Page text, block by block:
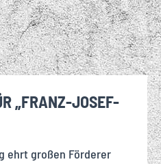
„FRANZ-JOSEF-
ehrt großen Förderer